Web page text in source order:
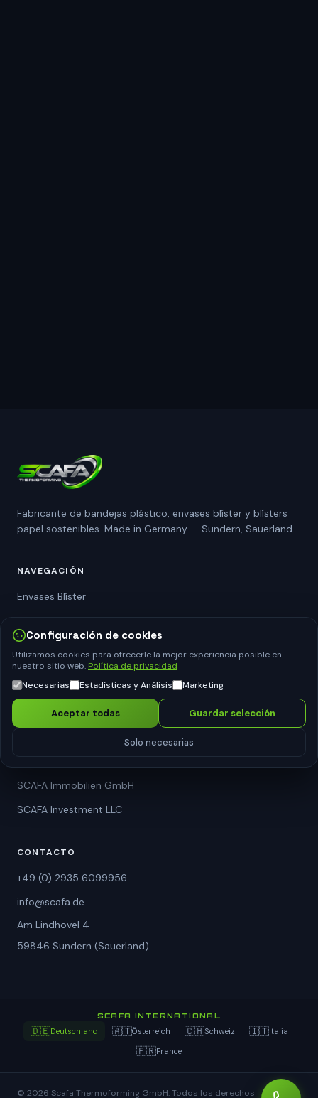
Fabricante de bandejas plástico, envases blíster y blísters
papel sostenibles. Made in Germany — Sundern, Sauerland.
NAVEGACIÓN
Envases Blíster
Bandejas Plástico
Blíster Papel
Procesamiento No Tejido
Sobre Nosotros
Contacto
SCAFA Immobilien GmbH
SCAFA Investment LLC
CONTACTO
+49 (0) 2935 6099956
info@scafa.de
Am Lindhövel 4
59846 Sundern (Sauerland)
SCAFA INTERNATIONAL
🇩🇪Deutschland 🇦🇹Österreich 🇨🇭Schweiz 🇮🇹Italia
🇫🇷France
© 2026 Scafa Thermoforming GmbH. Todos los derechos
Configuración de cookies
Utilizamos cookies para ofrecerle la mejor experiencia posible en
nuestro sitio web. Política de privacidad
Necesarias
Estadísticas y Análisis Marketing
Aceptar todas Guardar selección
Solo necesarias